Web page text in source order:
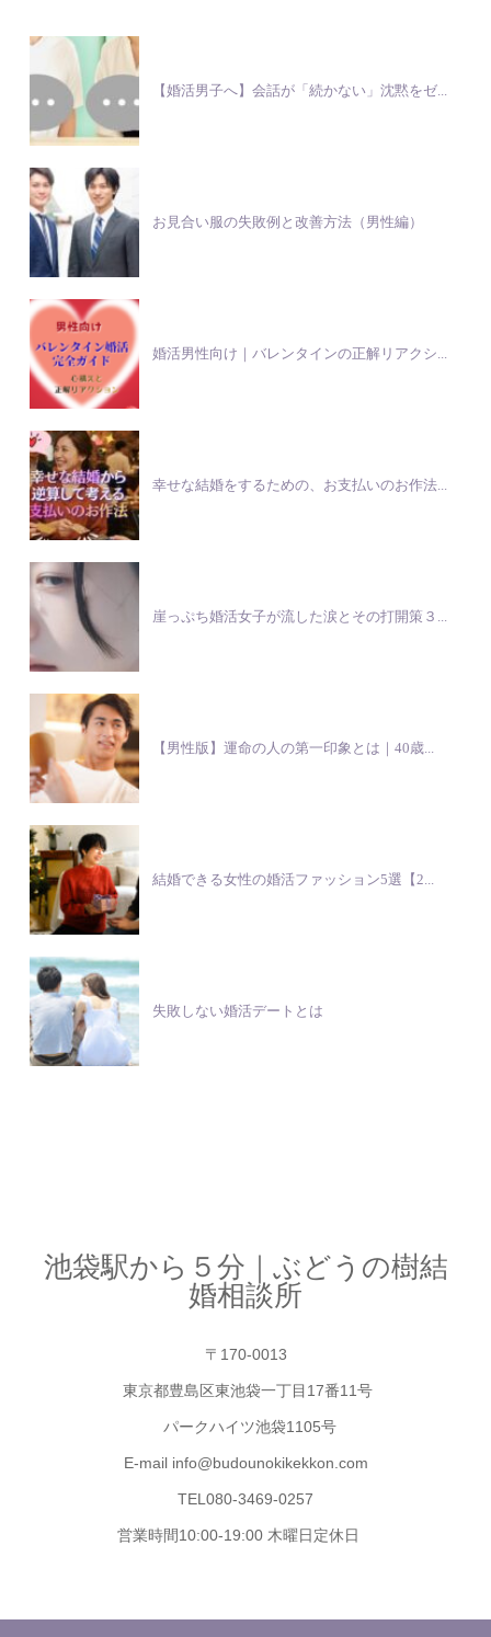
【婚活男子へ】会話が「続かない」沈黙をゼ...
お見合い服の失敗例と改善方法（男性編）
婚活男性向け｜バレンタインの正解リアクシ...
幸せな結婚をするための、お支払いのお作法...
崖っぷち婚活女子が流した涙とその打開策３...
【男性版】運命の人の第一印象とは｜40歳...
結婚できる女性の婚活ファッション5選【2...
失敗しない婚活デートとは
池袋駅から５分｜ぶどうの樹結
婚相談所
〒170-0013
東京都豊島区東池袋一丁目17番11号
パークハイツ池袋1105号
E-mail info@budounokikekkon.com
TEL080-3469-0257
営業時間10:00-19:00 木曜日定休日